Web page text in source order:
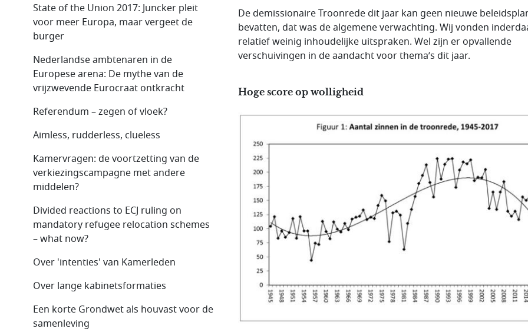
De demissionaire Troonrede dit jaar kan geen nieuwe
bevatten, dat was de algemene verwachting. Wij vonden
relatief weinig inhoudelijke uitspraken. Wel zijn er opvallende
verschuivingen in de aandacht voor thema’s dit jaar.
Hoge score op wolligheid
State of the Union 2017: Juncker pleit
voor meer Europa, maar vergeet de
burger
Nederlandse ambtenaren in de
Europese arena: De mythe van de
vrijzwevende Eurocraat ontkracht
Referendum – zegen of vloek?
Aimless, rudderless, clueless
Kamervragen: de voortzetting van de
verkiezingscampagne met andere
middelen?
Divided reactions to ECJ ruling on
mandatory refugee relocation schemes
– what now?
Over 'intenties' van Kamerleden
Over lange kabinetsformaties
Een korte Grondwet als houvast voor de
samenleving